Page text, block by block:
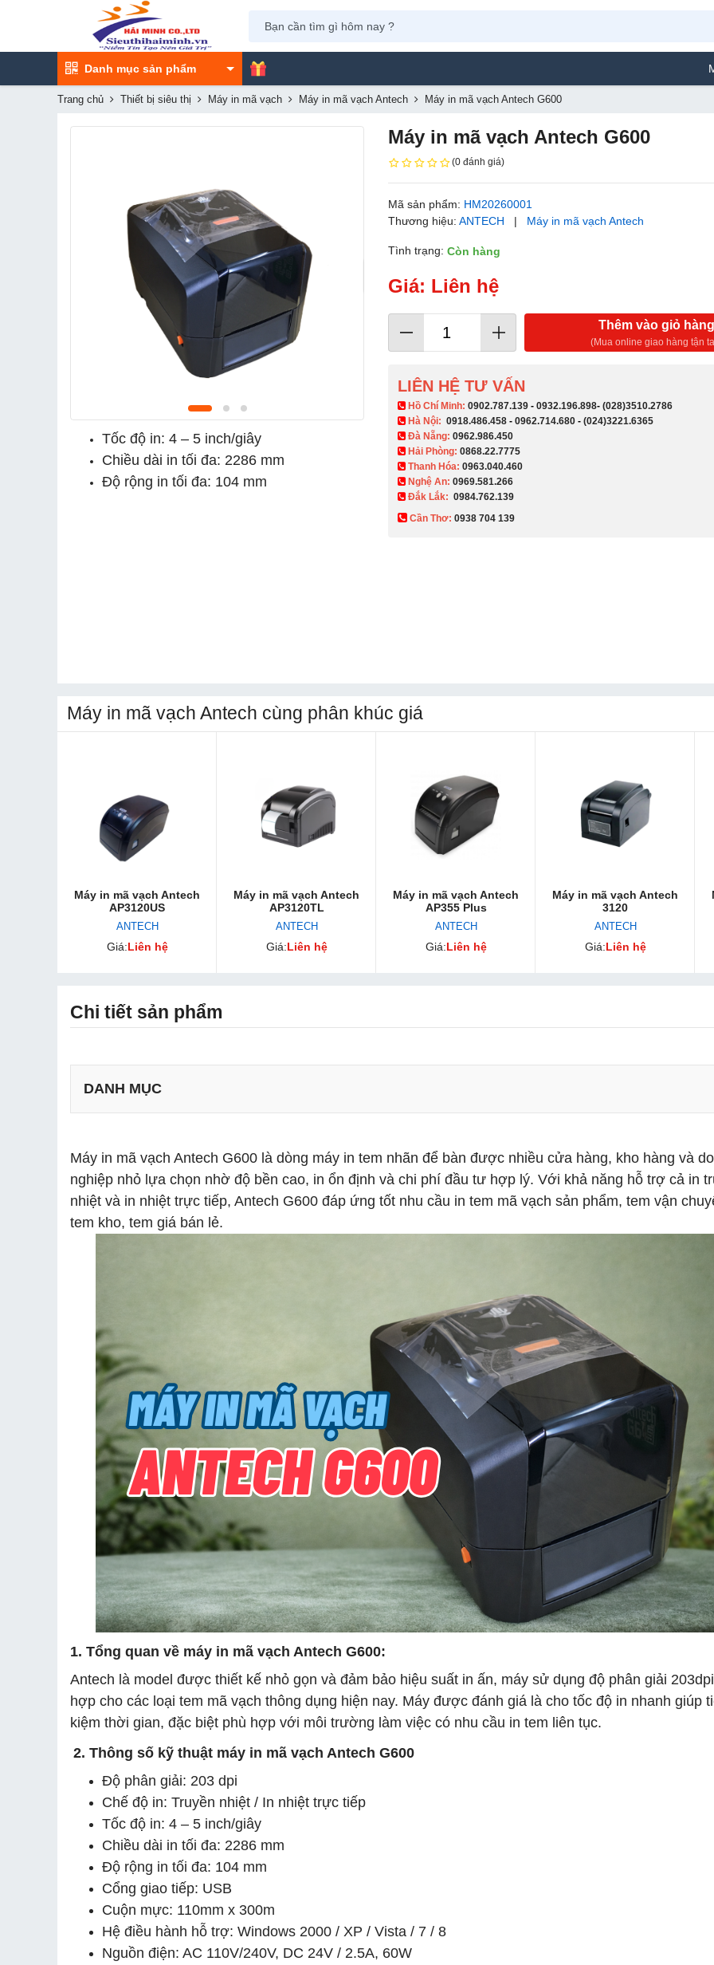
Danh mục sản phẩm Máy Phun
Trang chủ Thiết bị siêu thị Máy in mã vạch Máy in mã vạch Antech Máy in mã vạch Antech G600
Tốc độ in: 4 – 5 inch/giây
Chiều dài in tối đa: 2286 mm
Độ rộng in tối đa: 104 mm
Máy in mã vạch Antech G600
(0 đánh giá)
Mã sản phẩm: HM20260001
Thương hiệu:ANTECH | Máy in mã vạch Antech
Tình trạng:Còn hàng
Giá: Liên hệ
Thêm vào giỏ hàng
(Mua online giao hàng tận
LIÊN HỆ TƯ VẤN
​ Hồ Chí Minh:0902.787.139 -0932.196.898-(028)3510.2786
Hà Nội:0918.486.458 -0962.714.680 -(024)3221.6365
Đà Nẵng:0962.986.450
Hải Phòng:0868.22.7775
Thanh Hóa:0963.040.460
Nghệ An:0969.581.266
Đắk Lắk: 0984.762.139
Cần Thơ:0938 704 139​
Máy in mã vạch Antech cùng phân khúc giá
Máy in mã vạch Antech
AP3120US
ANTECH
Giá:Liên hệ
Máy in mã vạch Antech
AP3120TL
ANTECH
Giá:Liên hệ
Máy in mã vạch Antech
AP355 Plus
ANTECH
Giá:Liên hệ
Máy in mã vạch Antech
3120
ANTECH
Giá:Liên hệ
Chi tiết sản phẩm
DANH MỤC
Máy in mã vạch Antech G600 là dòng máy in tem nhãn để bàn được nhiều cửa hàng, kho hàng và
nghiệp nhỏ lựa chọn nhờ độ bền cao, in ổn định và chi phí đầu tư hợp lý. Với khả năng hỗ trợ cả in
nhiệt và in nhiệt trực tiếp, Antech G600 đáp ứng tốt nhu cầu in tem mã vạch sản phẩm, tem vận
tem kho, tem giá bán lẻ.
1. Tổng quan về máy in mã vạch Antech G600:
Antech là model được thiết kế nhỏ gọn và đảm bảo hiệu suất in ấn, máy sử dụng độ phân giải
hợp cho các loại tem mã vạch thông dụng hiện nay. Máy được đánh giá là cho tốc độ in nhanh giúp
kiệm thời gian, đặc biệt phù hợp với môi trường làm việc có nhu cầu in tem liên tục.
2. Thông số kỹ thuật máy in mã vạch Antech G600
Độ phân giải: 203 dpi
Chế độ in: Truyền nhiệt / In nhiệt trực tiếp
Tốc độ in: 4 – 5 inch/giây
Chiều dài in tối đa: 2286 mm
Độ rộng in tối đa: 104 mm
Cổng giao tiếp: USB
Cuộn mực: 110mm x 300m
Hệ điều hành hỗ trợ: Windows 2000 / XP / Vista / 7 / 8
Nguồn điện: AC 110V/240V, DC 24V / 2.5A, 60W